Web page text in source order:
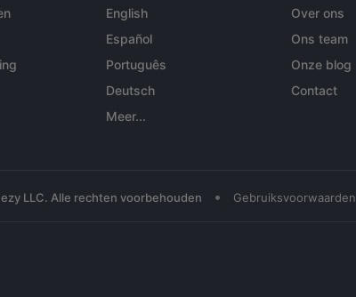
English
Español
Português
Deutsch
Meer...
Over ons
Ons team
Onze blog
Contact
LLC. Alle rechten voorbehouden • Gebruiksvoorwaarden